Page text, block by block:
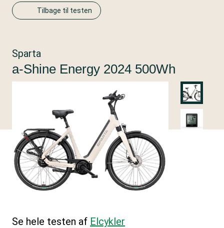
Tilbage til testen
Sparta
a-Shine Energy 2024 500Wh
Se hele testen af Elcykler